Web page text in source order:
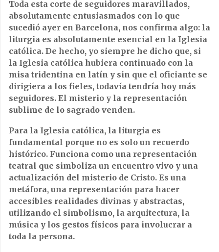
Toda esta corte de seguidores maravillados,
absolutamente entusiasmados con lo que
sucedió ayer en Barcelona, nos confirma algo: la
liturgia es absolutamente esencial en la Iglesia
católica. De hecho, yo siempre he dicho que, si
la Iglesia católica hubiera continuado con la
misa tridentina en latín y sin que el oficiante se
dirigiera a los fieles, todavía tendría hoy más
seguidores. El misterio y la representación
sublime de lo sagrado venden.
Para la Iglesia católica, la liturgia es
fundamental porque no es solo un recuerdo
histórico. Funciona como una representación
teatral que simboliza un encuentro vivo y una
actualización del misterio de Cristo. Es una
metáfora, una representación para hacer
accesibles realidades divinas y abstractas,
utilizando el simbolismo, la arquitectura, la
música y los gestos físicos para involucrar a
toda la persona.